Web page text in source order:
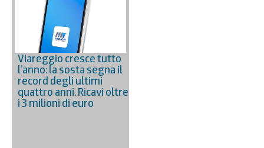
Viareggio cresce tutto
l’anno: la sosta segna il
record degli ultimi
quattro anni. Ricavi oltre
i 3 milioni di euro